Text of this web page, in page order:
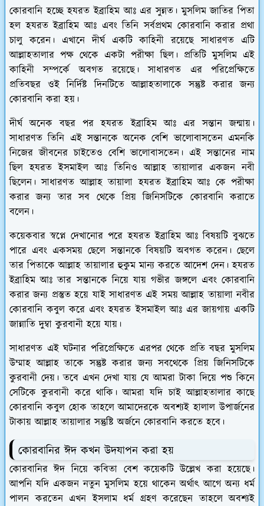
কোরবানি হচ্ছে হযরত ইব্রাহিম আঃ এর সুন্নত। মুসলিম জাতির পিতা
হল হযরত ইব্রাহিম আঃ এবং তিনি সর্বপ্রথম কোরবানি করার প্রথা
চালু করেন। এখানে দীর্ঘ একটি কাহিনী রয়েছে সাধারণত এটি
আল্লাহতালার পক্ষ থেকে একটা পরীক্ষা ছিল। প্রতিটি মুসলিম এই
কাহিনী সম্পর্কে অবগত রয়েছে। সাধারণত এর পরিপ্রেক্ষিতে
প্রতিবছর ওই নির্দিষ্ট দিনটিতে আল্লাহতালাকে সন্তুষ্ট করার জন্য
কোরবানি করা হয়।
দীর্ঘ অনেক বছর পর হযরত ইব্রাহিম আঃ এর সন্তান জন্মায়।
সাধারণত তিনি এই সন্তানকে অনেক বেশি ভালোবাসতেন এমনকি
নিজের জীবনের চাইতেও বেশি ভালোবাসতেন। এই সন্তানের নাম
ছিল হযরত ইসমাইল আঃ তিনিও আল্লাহ তায়ালার একজন নবী
ছিলেন। সাধারণত আল্লাহ তায়ালা হযরত ইব্রাহিম আঃ কে পরীক্ষা
করার জন্য তার সব থেকে প্রিয় জিনিসটিকে কোরবানি করাতে
বলেন।
কয়েকবার স্বপ্নে দেখানোর পরে হযরত ইব্রাহিম আঃ বিষয়টি বুঝতে
পারে এবং একসময় ছেলে সন্তানকে বিষয়টি অবগত করেন। ছেলে
তার পিতাকে আল্লাহ তায়ালার হুকুম মান্য করতে আদেশ দেন। হযরত
ইব্রাহিম আঃ তার সন্তানকে নিয়ে যায় গভীর জঙ্গলে এবং কোরবানি
করার জন্য প্রস্তুত হয়ে যাই সাধারণত এই সময় আল্লাহ তায়ালা নবীর
কোরবানি কবুল করে এবং হযরত ইসমাইল আঃ এর জায়গায় একটি
জান্নাতি দুম্বা কুরবানী হয়ে যায়।
সাধারণত এই ঘটনার পরিপ্রেক্ষিতে এরপর থেকে প্রতি বছর মুসলিম
উম্মাহ আল্লাহ তাকে সন্তুষ্ট করার জন্য সবথেকে প্রিয় জিনিসটিকে
কুরবানী দেয়। তবে এখন দেখা যায় যে আমরা টাকা দিয়ে পশু কিনে
সেটিকে কুরবানী করে থাকি। আমরা যদি চাই আল্লাহতালার কাছে
কোরবানি কবুল হোক তাহলে আমাদেরকে অবশ্যই হালাল উপার্জনের
টাকায় আল্লাহ তায়ালার সন্তুষ্টি অর্জনে কোরবানি করতে হবে।
কোরবানির ঈদ কখন উদযাপন করা হয়
কোরবানির ঈদ নিয়ে কবিতা বেশ কয়েকটি উল্লেখ করা হয়েছে।
আপনি যদি একজন নতুন মুসলিম হয়ে থাকেন অর্থাৎ আগে অন্য ধর্ম
পালন করতেন এখন ইসলাম ধর্ম গ্রহণ করেছেন তাহলে অবশ্যই